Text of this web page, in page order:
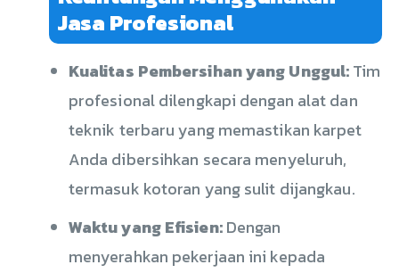
Jasa Profesional
Kualitas Pembersihan yang Unggul:Tim
profesional dilengkapi dengan alat dan
teknik terbaru yang memastikan karpet
Anda dibersihkan secara menyeluruh,
termasuk kotoran yang sulit dijangkau.
Waktu yang Efisien:Dengan
menyerahkan pekerjaan ini kepada